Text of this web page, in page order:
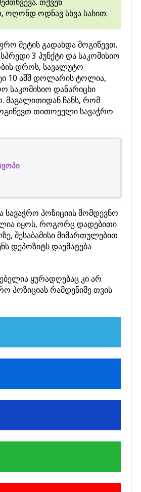
თქვენ
ოღონდ ოდნავ სხვა სახით.
მეტის გადახდა მოგიწევთ.
3 პუნქტი და საკომისიო
დროს, სავალუტო
10 აშშ დოლარის ტოლია,
საკომისიო დანარიცხი
მაგალითიდან ჩანს, რომ
თითოეული სავაჭრო
სავაჭრო პოზიციის მომდევნო
იყოს, როგორც დადებითი
შესაბამისი მიმართულებით
დეპოზიტს დაემატება
ყურადღებაც კი არ
პოზიციას რამდენიმე თვის